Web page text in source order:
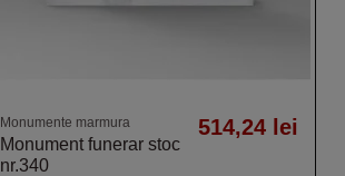
Monumente marmura
Monument funerar stoc
nr.340
514,24 lei